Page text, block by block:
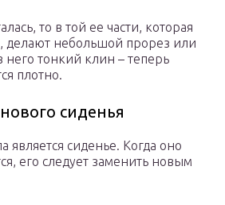
то в той ее части, которая
делают небольшой прорез или
него тонкий клин – теперь
плотно.
сиденья
является сиденье. Когда оно
его следует заменить новым